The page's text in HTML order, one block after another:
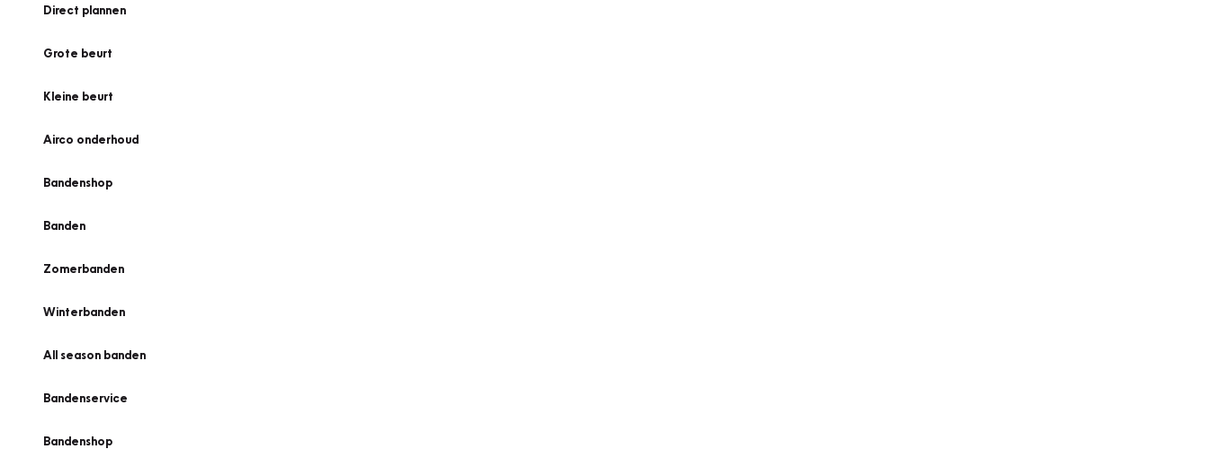
Direct plannen
Grote beurt
Kleine beurt
Airco onderhoud
Bandenshop
Banden
Zomerbanden
Winterbanden
All season banden
Bandenservice
Bandenshop